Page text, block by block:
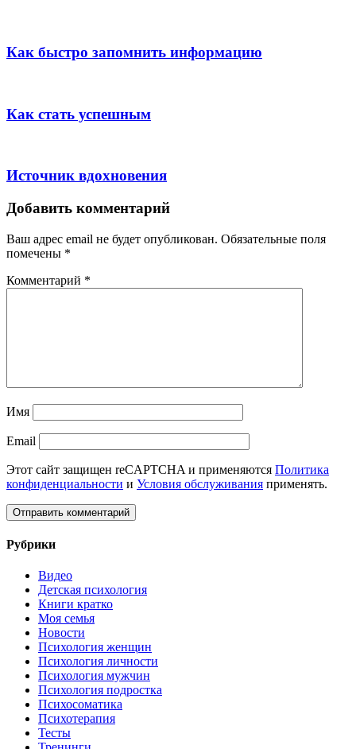
Как быстро запомнить информацию
Как стать успешным
Источник вдохновения
Добавить комментарий
Ваш адрес email не будет опубликован. Обязательные поля
помечены *
Комментарий *
Имя
Email
Этот сайт защищен reCAPTCHA и применяются Политика
конфиденциальности и Условия обслуживания применять.
Рубрики
Видео
Детская психология
Книги кратко
Моя семья
Новости
Психология женщин
Психология личности
Психология мужчин
Психология подростка
Психосоматика
Психотерапия
Тесты